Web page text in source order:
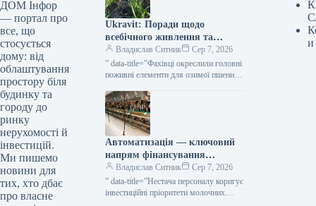
ДОМ Інфор
— портал про
все, що
стосується
дому: від
облаштування
простору біля
будинку та
городу до
ринку
нерухомості й
інвестицій.
Ми пишемо
новини для
тих, хто дбає
про власне
Ukravit: Поради щодо
всебічного живлення та
захисту озимої пшениці від
KURKUL
Владислав Ситник
Сер 7, 2026
” data-title=”Фахівці окреслили головні
поживні елементи для озимої пшениці
Автоматизація — ключовий
напрям фінансування
молочних ферм від Credit
Agricole — КУРКУЛЬ
Владислав Ситник
Сер 7, 2026
” data-title=”Нестача персоналу коригує
інвестиційні пріоритети молочних
и